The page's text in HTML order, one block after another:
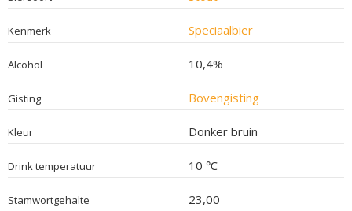
Kenmerk Speciaalbier
Alcohol 10,4%
Gisting Bovengisting
Kleur Donker bruin
Drink temperatuur 10 ℃
Stamwortgehalte 23,00